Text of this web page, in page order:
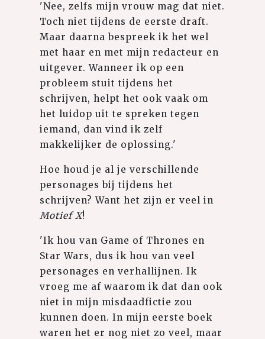
'Nee, zelfs mijn vrouw mag dat niet.
Toch niet tijdens de eerste draft.
Maar daarna bespreek ik het wel
met haar en met mijn redacteur en
uitgever. Wanneer ik op een
probleem stuit tijdens het
schrijven, helpt het ook vaak om
het luidop uit te spreken tegen
iemand, dan vind ik zelf
makkelijker de oplossing.'
Hoe houd je al je verschillende
personages bij tijdens het
schrijven? Want het zijn er veel in
Motief X!
'Ik hou van Game of Thrones en
Star Wars, dus ik hou van veel
personages en verhallijnen. Ik
vroeg me af waarom ik dat dan ook
niet in mijn misdaadfictie zou
kunnen doen. In mijn eerste boek
waren het er nog niet zo veel, maar